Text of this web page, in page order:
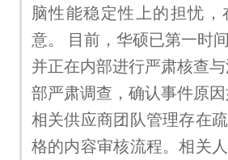
脑性能稳定性上的担忧
意。 目前，华硕已第一时
并正在内部进行严肃核查
部严肃调查，确认事件原
相关供应商团队管理存在
格的内容审核流程。相关